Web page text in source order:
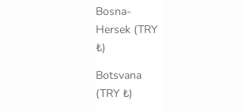
Bosna-
Hersek (TRY
₺)
Botsvana
(TRY ₺)